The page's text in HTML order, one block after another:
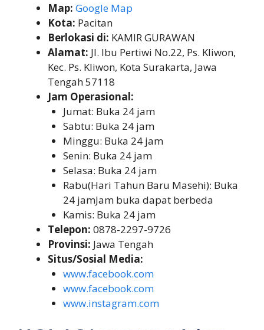
Map: Google Map
Kota: Pacitan
Berlokasi di: KAMIR GURAWAN
Alamat: Jl. Ibu Pertiwi No.22, Ps. Kliwon,
Kec. Ps. Kliwon, Kota Surakarta, Jawa
Tengah 57118
Jam Operasional:
Jumat: Buka 24 jam
Sabtu: Buka 24 jam
Minggu: Buka 24 jam
Senin: Buka 24 jam
Selasa: Buka 24 jam
Rabu(Hari Tahun Baru Masehi): Buka
24 jamJam buka dapat berbeda
Kamis: Buka 24 jam
Telepon: 0878-2297-9726
Provinsi: Jawa Tengah
Situs/Sosial Media:
www.facebook.com
www.facebook.com
www.instagram.com